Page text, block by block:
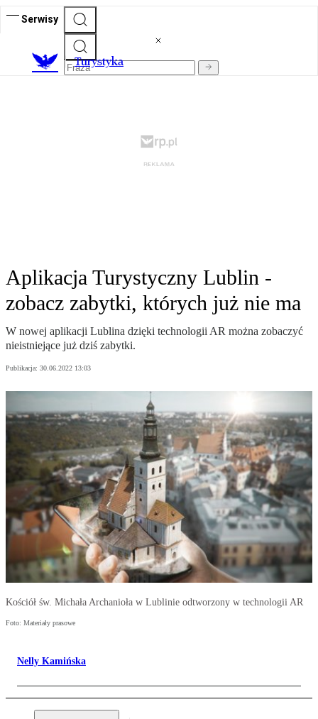
Serwisy
Turystyka
Aplikacja Turystyczny Lublin -
zobacz zabytki, których już nie ma
W nowej aplikacji Lublina dzięki technologii AR można zobaczyć
nieistniejące już dziś zabytki.
Publikacja: 30.06.2022 13:03
Kościół św. Michała Archanioła w Lublinie odtworzony w technologii AR
Foto: Materiały prasowe
Nelly Kamińska